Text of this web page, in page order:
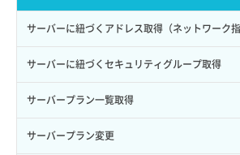
ロールにパーミッションを紐づけ
ロール一覧取得
ロール作成
ロール削除
ボリューム一覧取得
ボリューム作成
ボリューム削除
ボリューム更新
サーバーに紐づくアドレス取得（ネットワーク指
サーバーに紐づくセキュリティグループ取得
サーバープラン一覧取得
サーバープラン変更